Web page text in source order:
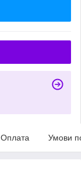
Оплата Умови